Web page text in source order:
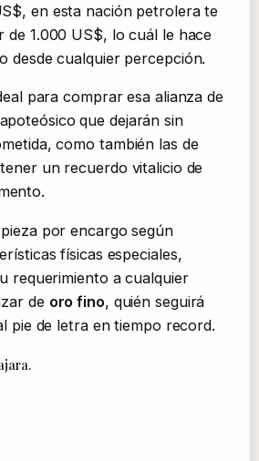
en esta nación petrolera te
de 1.000 US$, lo cuál le hace
desde cualquier percepción.
para comprar esa alianza de
que dejarán sin
como también las de
un recuerdo vitalicio de
por encargo según
físicas especiales,
requerimiento a cualquier
de oro fino, quién seguirá
pie de letra en tiempo record.